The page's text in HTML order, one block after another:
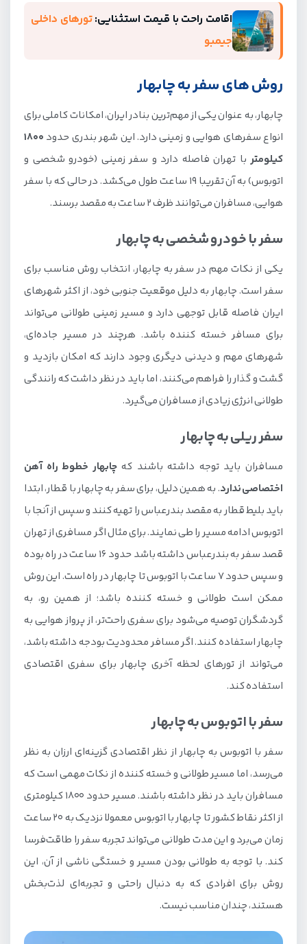
اقامت راحت با قیمت استثنایی:تورهای داخلی
جیمبو
روش های سفر به چابهار
چابهار، به عنوان یکی از مهم‌ترین بنادر ایران، امکانات کاملی برای
انواع سفرهای هوایی و زمینی دارد. این شهر بندری حدود 1800
کیلومتر با تهران فاصله دارد و سفر زمینی (خودرو شخصی و
اتوبوس) به آن تقریبا 19 ساعت طول می‌کشد. در حالی که با سفر
هوایی، مسافران می‌توانند ظرف 2 ساعت به مقصد برسند.
سفر با خودرو شخصی به چابهار
یکی از نکات مهم در سفر به چابهار، انتخاب روش مناسب برای
سفر است. چابهار به دلیل موقعیت جنوبی خود، از اکثر شهرهای
ایران فاصله قابل توجهی دارد و مسیر زمینی طولانی می‌تواند
برای مسافر خسته کننده باشد. هرچند در مسیر جاده‌ای،
شهرهای مهم و دیدنی دیگری وجود دارند که امکان بازدید و
گشت و گذار را فراهم می‌کنند، اما باید در نظر داشت که رانندگی
طولانی انرژی زیادی از مسافران می‌گیرد.
سفر ریلی به چابهار
مسافران باید توجه داشته باشند کهچابهار خطوط راه آهن
اختصاصی ندارد. به همین دلیل، برای سفر به چابهار با قطار، ابتدا
باید بلیط قطار به مقصد بندرعباس را تهیه کنند و سپس از آنجا با
اتوبوس ادامه مسیر را طی نمایند. برای مثال اگر مسافری از تهران
قصد سفر به بندرعباس داشته باشد حدود 16 ساعت در راه بوده
و سپس حدود 7 ساعت با اتوبوس تا چابهار در راه است. این روش
ممکن است طولانی و خسته کننده باشد؛ از همین رو، به
گردشگران توصیه می‌شود برای سفری راحت‌تر، از پرواز هوایی به
چابهار استفاده کنند. اگر مسافر محدودیت بودجه داشته باشد،
می‌تواند از تورهای لحظه آخری چابهار برای سفری اقتصادی
استفاده کند.
سفر با اتوبوس به چابهار
سفر با اتوبوس به چابهار از نظر اقتصادی گزینه‌ای ارزان به نظر
می‌رسد، اما مسیر طولانی و خسته کننده از نکات مهمی است که
مسافران باید در نظر داشته باشند. مسیر حدود 1800 کیلومتری
از اکثر نقاط کشور تا چابهار با اتوبوس معمولا نزدیک به 20 ساعت
زمان می‌برد و این مدت طولانی می‌تواند تجربه سفر را طاقت‌فرسا
کند. با توجه به طولانی بودن مسیر و خستگی ناشی از آن، این
روش برای افرادی که به دنبال راحتی و تجربه‌ای لذت‌بخش
هستند، چندان مناسب نیست.